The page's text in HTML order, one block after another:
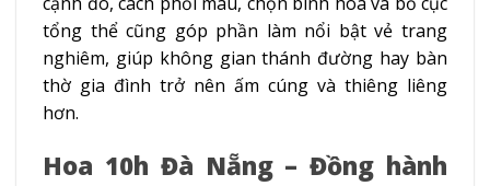
tổng thể cũng góp phần làm nổi bật vẻ trang
nghiêm, giúp không gian thánh đường hay bàn
thờ gia đình trở nên ấm cúng và thiêng liêng
hơn.
Hoa 10h Đà Nẵng – Đồng hành